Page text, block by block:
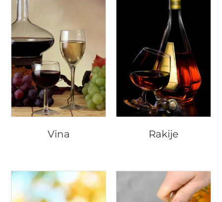
Vina Rakije